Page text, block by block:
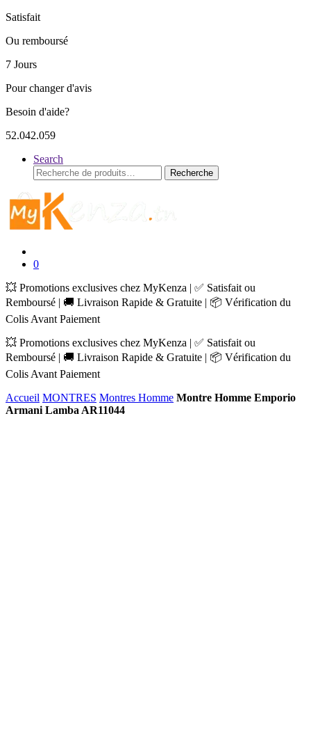
Satisfait
Ou remboursé
7 Jours
Pour changer d'avis
Besoin d'aide?
52.042.059
Search
Recherche
pour :
Recherche
0
💥 Promotions exclusives chez MyKenza | ✅ Satisfait ou
Remboursé | 🚚 Livraison Rapide & Gratuite | 📦 Vérification du
Colis Avant Paiement
💥 Promotions exclusives chez MyKenza | ✅ Satisfait ou
Remboursé | 🚚 Livraison Rapide & Gratuite | 📦 Vérification du
Colis Avant Paiement
Accueil MONTRES Montres Homme Montre Homme Emporio
Armani Lamba AR11044